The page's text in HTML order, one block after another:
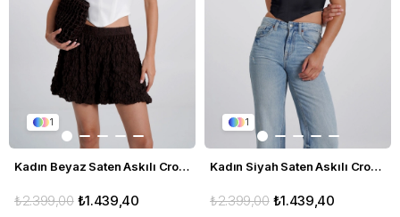
1
Kadın Beyaz Saten Askılı Crop Büstiyer
₺1.439,40
₺2.399,00
1
Kadın Siyah Saten Askılı Crop Büstiyer
₺1.439,40
₺2.399,00